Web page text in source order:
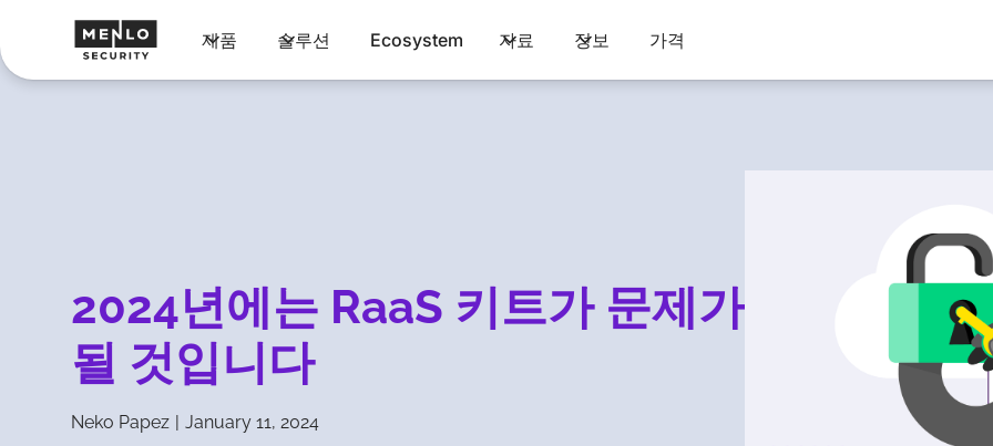
제품 솔루션 Ecosystem 자료 정보 가격
2024년에는 RaaS 키트가 문제가
될 것입니다
Neko Papez | January 11, 2024